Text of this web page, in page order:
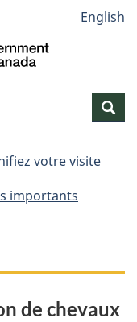
English
votre visite
importants
de chevaux